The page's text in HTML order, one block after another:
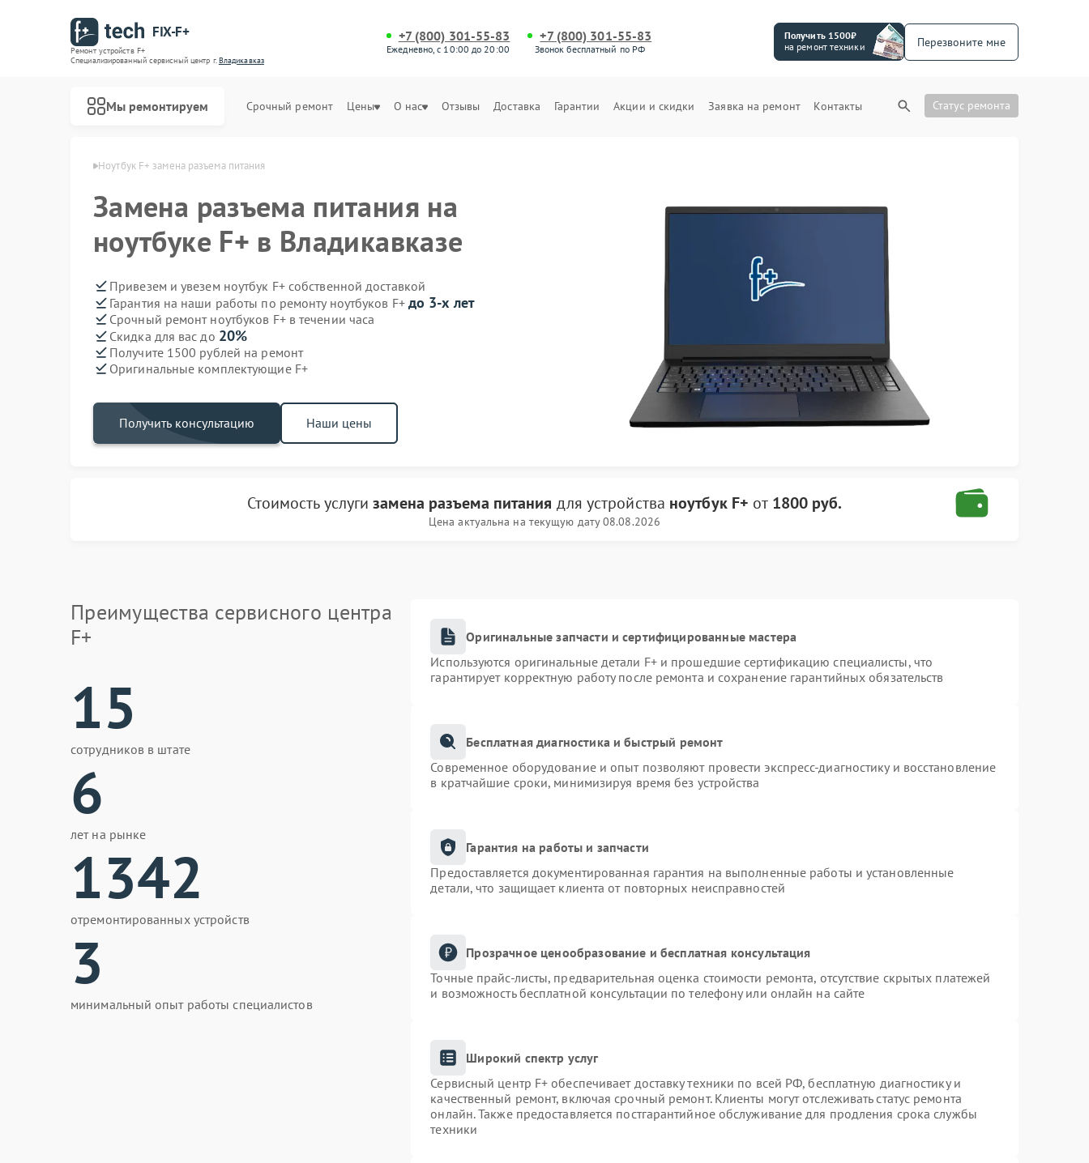
FIX-F+
Ремонт устройств F+
Специализированный cервисный центр г.Владикавказ
+7 (800) 301-55-83
Ежедневно, с 10:00 до 20:00
+7 (800) 301-55-83
Звонок бесплатный по РФ
Получить 1500₽
на ремонт техники
Перезвоните мне
Мы ремонтируем Срочный ремонт Цены О нас Отзывы Доставка Гарантии Акции и скидки Заявка на ремонт Контакты Статус ремонта
F+ в Владикавказе Ноутбук F+ замена разъема питания
Замена разъема питания на
ноутбуке F+ в Владикавказе
Привезем и увезем ноутбук F+ собственной доставкой
Гарантия на наши работы по ремонту ноутбуков F+ до 3-х лет
Срочный ремонт ноутбуков F+ в течении часа
Скидка для вас до 20%
Получите 1500 рублей на ремонт
Оригинальные комплектующие F+
Получить консультацию Наши цены
Стоимость услугизамена разъема питания для устройства ноутбук F+ от 1800 руб.
Цена актуальна на текущую дату 08.08.2026
Преимущества сервисного центра
F+
15
сотрудников в штате
6
лет на рынке
1342
отремонтированных устройств
3
минимальный опыт работы специалистов
Оригинальные запчасти и сертифицированные мастера
Используются оригинальные детали F+ и прошедшие сертификацию специалисты, что
гарантирует корректную работу после ремонта и сохранение гарантийных обязательств
Бесплатная диагностика и быстрый ремонт
Современное оборудование и опыт позволяют провести экспресс-диагностику и восстановление
в кратчайшие сроки, минимизируя время без устройства
Гарантия на работы и запчасти
Предоставляется документированная гарантия на выполненные работы и установленные
детали, что защищает клиента от повторных неисправностей
Прозрачное ценообразование и бесплатная консультация
Точные прайс-листы, предварительная оценка стоимости ремонта, отсутствие скрытых платежей
и возможность бесплатной консультации по телефону или онлайн на сайте
Широкий спектр услуг
Сервисный центр F+ обеспечивает доставку техники по всей РФ, бесплатную диагностику и
качественный ремонт, включая срочный ремонт. Клиенты могут отслеживать статус ремонта
онлайн. Также предоставляется постгарантийное обслуживание для продления срока службы
техники